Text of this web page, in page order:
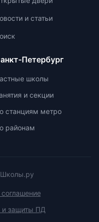
и статьи
Петербург
школы
и секции
станциям метро
районам
и защиты ПД